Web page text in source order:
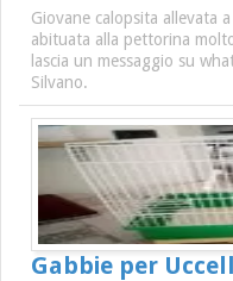
Giovane calopsita allevata
abituata alla pettorina
lascia un messaggio su
Silvano.
Gabbie per